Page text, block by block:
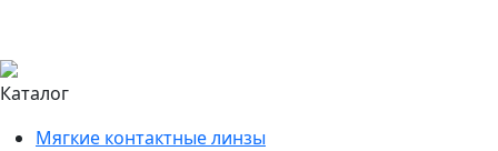
Каталог
Мягкие контактные линзы